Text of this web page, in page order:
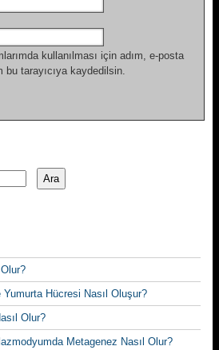
kullanılması için adım, e-posta
tarayıcıya kaydedilsin.
Ara
Hücresi Nasıl Oluşur?
Olur?
Metagenez Nasıl Olur?